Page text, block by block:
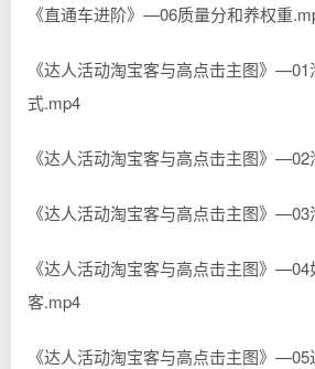
《直通车进阶》—06质量分和养权重
《达人活动淘宝客与高点击主图》
式.mp4
《达人活动淘宝客与高点击主图》
《达人活动淘宝客与高点击主图》
《达人活动淘宝客与高点击主图》
客.mp4
《达人活动淘宝客与高点击主图》—05